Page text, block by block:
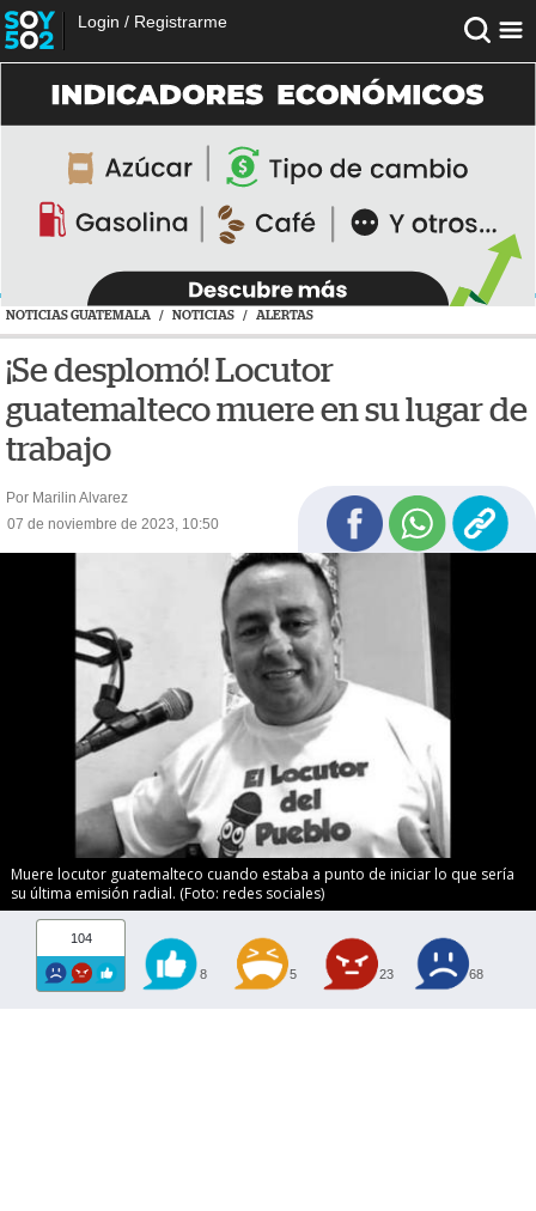
Login / Registrarme
NOTICIAS GUATEMALA / NOTICIAS / ALERTAS
¡Se desplomó! Locutor
guatemalteco muere en su lugar de
trabajo
Por Marilin Alvarez
07 de noviembre de 2023, 10:50
Muere locutor guatemalteco cuando estaba a punto de iniciar lo que sería
su última emisión radial. (Foto: redes sociales)
104
8 5 23 68